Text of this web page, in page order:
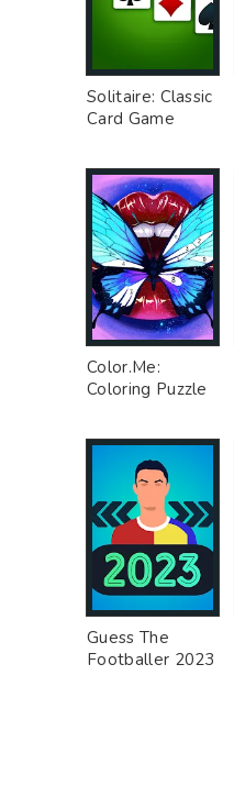
Solitaire: Classic
Card Game
Color.Me:
Coloring Puzzle
Guess The
Footballer 2023